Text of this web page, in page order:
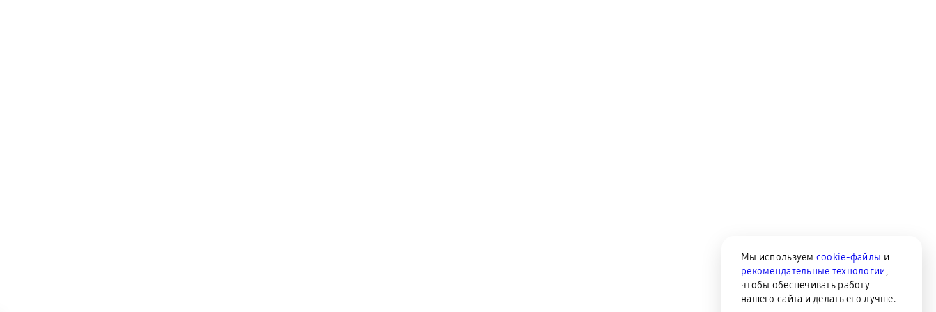
Мы используем cookie-файлы и
рекомендательные технологии,
чтобы обеспечивать работу
нашего сайта и делать его лучше.